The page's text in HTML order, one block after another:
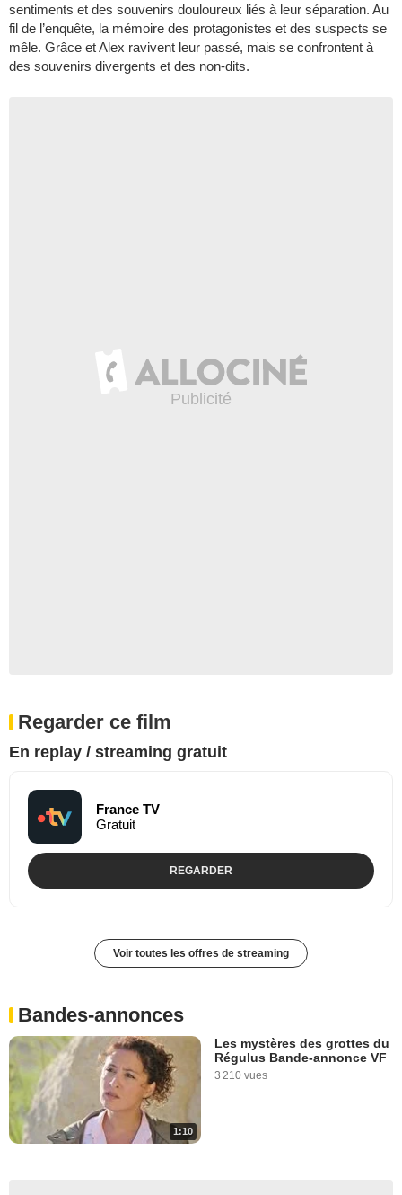
sentiments et des souvenirs douloureux liés à leur séparation. Au
fil de l’enquête, la mémoire des protagonistes et des suspects se
mêle. Grâce et Alex ravivent leur passé, mais se confrontent à
des souvenirs divergents et des non-dits.
Regarder ce film
En replay / streaming gratuit
France TV
Gratuit
REGARDER
Voir toutes les offres de streaming
Bandes-annonces
1:10
Les mystères des grottes du
Régulus Bande-annonce VF
3 210 vues